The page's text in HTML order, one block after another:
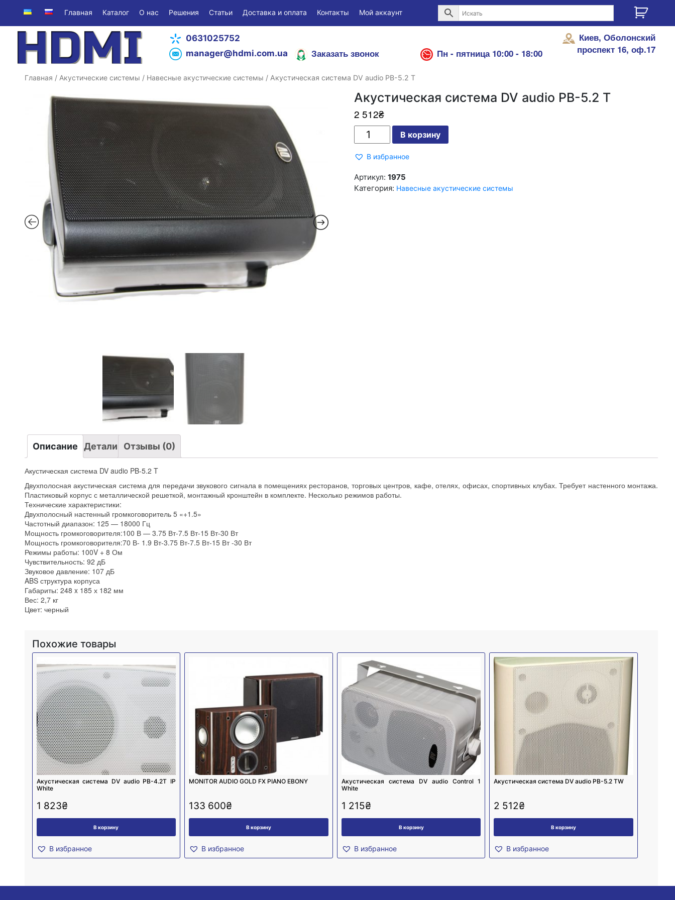
Главная Каталог О нас Решения Статьи Доставка и оплата Контакты Мой аккаунт
0631025752
manager@hdmi.com.ua
Заказать звонок Пн - пятница 10:00 - 18:00
Киев, Оболонский
проспект 16, оф.17
Главная / Акустические системы / Навесные акустические системы / Акустическая система DV audio PB-5.2 T
Акустическая система DV audio PB-5.2 T
2 512₴
система
audio
5.2
T
В корзину
В избранное
Артикул: 1975
Категория: Навесные акустические системы
Описание Детали Отзывы (0)
Акустическая система DV audio PB-5.2 T
Двухполосная акустическая система для передачи звукового сигнала в помещениях ресторанов, торговых центров, кафе, отелях, офисах, спортивных клубах. Требует настенного монтажа.
Пластиковый корпус с металлической решеткой, монтажный кронштейн в комплекте. Несколько режимов работы.
Технические характеристики:
Двухполосный настенный громкоговоритель 5 «+1.5»
Частотный диапазон: 125 — 18000 Гц
Мощность громкоговорителя:100 В — 3.75 Вт-7.5 Вт-15 Вт-30 Вт
Мощность громкоговорителя:70 В- 1.9 Вт-3.75 Вт-7.5 Вт-15 Вт -30 Вт
Режимы работы: 100V + 8 Ом
Чувствительность: 92 дБ
Звуковое давление: 107 дБ
ABS структура корпуса
Габариты: 248 x 185 х 182 мм
Вес: 2,7 кг
Цвет: черный
Похожие товары
Акустическая система DV audio PB-4.2T IP
White
1 823₴
В корзину
В избранное
MONITOR AUDIO GOLD FX PIANO EBONY
133 600₴
В корзину
В избранное
Акустическая система DV audio Control 1
White
1 215₴
В корзину
В избранное
Акустическая система DV audio PB-5.2 TW
2 512₴
В корзину
В избранное